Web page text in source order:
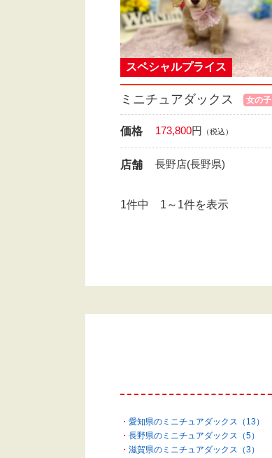
ミニチュアダックス 女の子
スペシャルプライス
価格 173,800円 （税込）
店舗 長野店(長野県)
1件中 1～1件を表示
愛知県のミニチュアダックス（13）
長野県のミニチュアダックス（5）
滋賀県のミニチュアダックス（3）